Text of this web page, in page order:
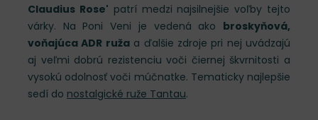
Claudius Rose' patrí medzi najsilnejšie voľby tejto
várky. Na Poni Veni je vedená ako broskyňová,
voňajúca ADR ružaa ďalšie zdroje pri nej uvádzajú
aj veľmi dobrú rezistenciu voči čiernej škvrnitosti a
vysokú odolnosť voči múčnatke. Tematicky najlepšie
sedí do nostalgické ruže Tantau.